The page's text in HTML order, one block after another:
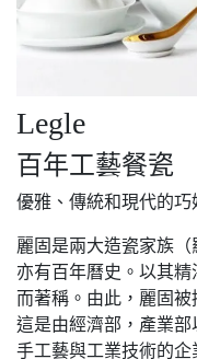
Legle
百年工藝餐瓷
優雅、傳統和現代的巧
麗固是兩大造瓷家族（
亦有百年曆史。以其
而著稱。由此，麗固被
這是由經濟部，產業
手工藝與工業技術的